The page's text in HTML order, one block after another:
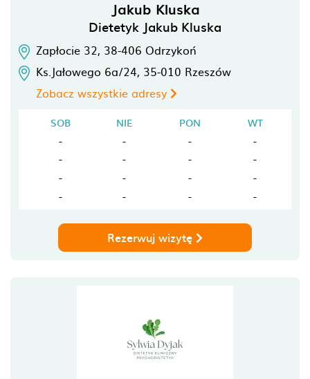
Jakub Kluska
Dietetyk Jakub Kluska
Zapłocie 32, 38-406 Odrzykoń
Ks.Jałowego 6a/24, 35-010 Rzeszów
Zobacz wszystkie adresy
SOB NIE PON
WT
-
- -
-
-
- -
-
-
- -
-
-
- - -
Rezerwuj wizytę